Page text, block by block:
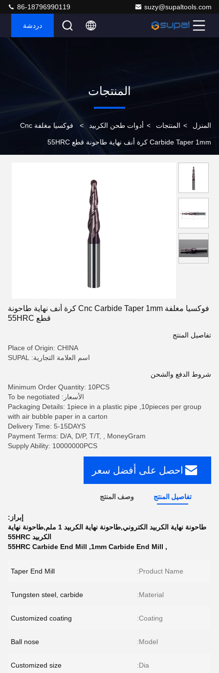
suzy@supaltools.com
86-18796990119
دردشة
المنتجات
المنزل > المنتجات > أدوات طحن الكربيد > فوكسيا مغلفة Cnc
Carbide Taper 1mm كرة أنف نهاية طاحونة قطع 55HRC
فوكسيا مغلفة Cnc Carbide Taper 1mm كرة أنف نهاية طاحونة
قطع 55HRC
تفاصيل المنتج
Place of Origin: CHINA
اسم العلامة التجارية: SUPAL
شروط الدفع والشحن
Minimum Order Quantity: 10PCS
الأسعار: To be negotiated
Packaging Details: 1piece in a plastic pipe ,10pieces per group
with air bubble paper in a carton
Delivery Time: 5-15DAYS
Payment Terms: D/A, D/P, T/T, , MoneyGram
Supply Ability: 10000000PCS
احصل على أفضل سعر
تفاصيل المنتج وصف المنتج
إبراز:
طاحونة نهاية الكربيد الكتروني,طاحونة نهاية الكربيد 1 ملم,طاحونة نهاية
الكربيد 55HRC
,
1mm Carbide End Mill
,
55HRC Carbide End Mill
Product Name:
Taper End Mill
Material:
Tungsten steel, carbide
Coating:
Customized coating
Model:
Ball nose
Dia:
Customized size